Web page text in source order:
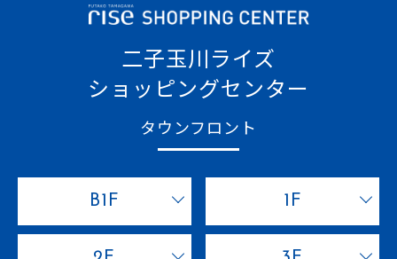
二子玉川ライズ
ショッピングセンター
タウンフロント
B1F 1F